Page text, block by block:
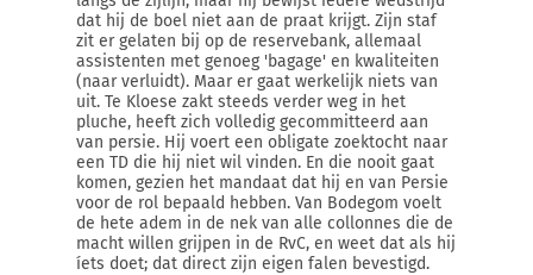
dat hij de boel niet aan de praat krijgt. Zijn staf
zit er gelaten bij op de reservebank, allemaal
assistenten met genoeg 'bagage' en kwaliteiten
(naar verluidt). Maar er gaat werkelijk niets van
uit. Te Kloese zakt steeds verder weg in het
pluche, heeft zich volledig gecommitteerd aan
van persie. Hij voert een obligate zoektocht naar
een TD die hij niet wil vinden. En die nooit gaat
komen, gezien het mandaat dat hij en van Persie
voor de rol bepaald hebben. Van Bodegom voelt
de hete adem in de nek van alle collonnes die de
macht willen grijpen in de RvC, en weet dat als hij
íets doet; dat direct zijn eigen falen bevestigd.